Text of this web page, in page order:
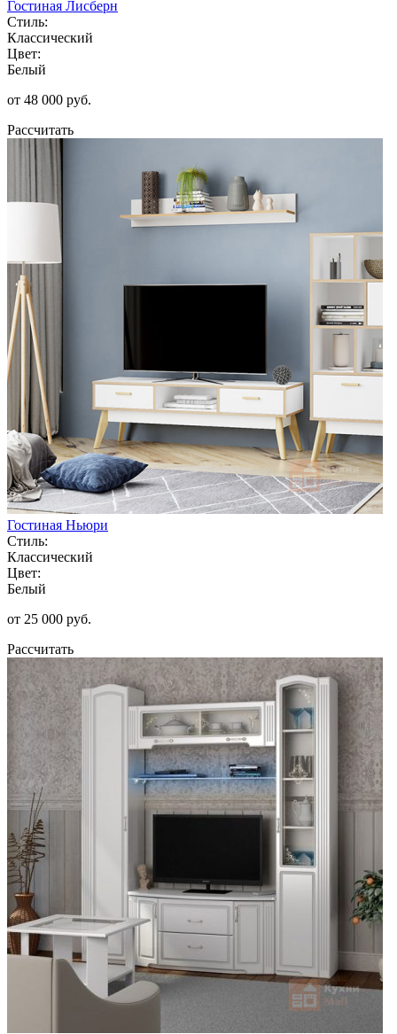
Гостиная Лисберн
Стиль:
Классический
Цвет:
Белый
от 48 000 руб.
Рассчитать
Гостиная Ньюри
Стиль:
Классический
Цвет:
Белый
от 25 000 руб.
Рассчитать